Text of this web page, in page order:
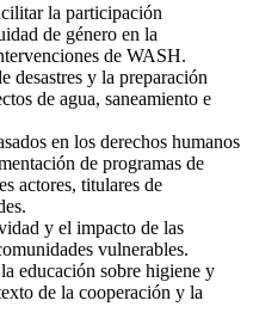
la participación
de género en la
de WASH.
desastres y la preparación
de agua, saneamiento e
en los derechos humanos
de programas de
actores, titulares de
y el impacto de las
vulnerables.
educación sobre higiene y
de la cooperación y la